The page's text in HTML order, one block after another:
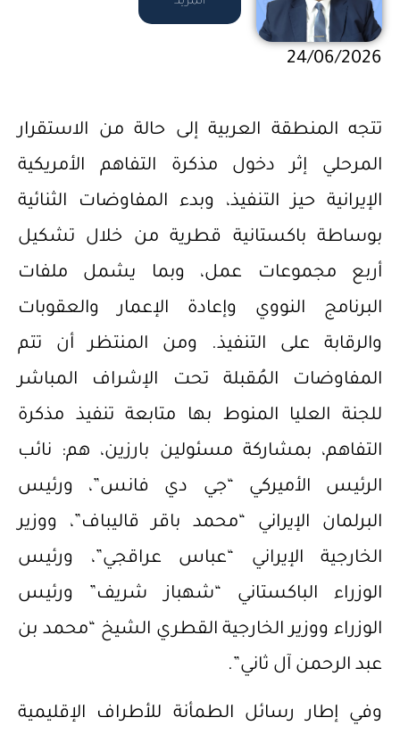
24/06/2026
تتجه المنطقة العربية إلى حالة من الاستقرار
المرحلي إثر دخول مذكرة التفاهم الأمريكية
الإيرانية حيز التنفيذ، وبدء المفاوضات الثنائية
بوساطة باكستانية قطرية من خلال تشكيل
أربع مجموعات عمل، وبما يشمل ملفات
البرنامج النووي وإعادة الإعمار والعقوبات
والرقابة على التنفيذ. ومن المنتظر أن تتم
المفاوضات المُقبلة تحت الإشراف المباشر
للجنة العليا المنوط بها متابعة تنفيذ مذكرة
التفاهم، بمشاركة مسئولين بارزين، هم: نائب
الرئيس الأميركي “جي دي فانس”، ورئيس
البرلمان الإيراني “محمد باقر قاليباف”، ووزير
الخارجية الإيراني “عباس عراقجي”، ورئيس
الوزراء الباكستاني “شهباز شريف” ورئيس
الوزراء ووزير الخارجية القطري الشيخ “محمد بن
عبد الرحمن آل ثاني”.
وفي إطار رسائل الطمأنة للأطراف الإقليمية